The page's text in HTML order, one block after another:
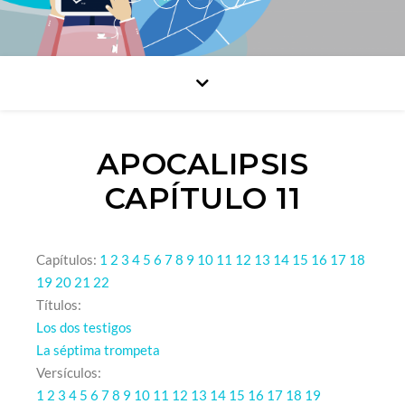
APOCALIPSIS
CAPÍTULO 11
Capítulos: 1 2 3 4 5 6 78 9 10 11 12 13 14 15 16 17 18
19 20 21 22
Títulos:
Los dos testigos
La séptima trompeta
Versículos:
1 2 3 4 5 6 78 9 10 11 12 13 14 15 16 17 18 19